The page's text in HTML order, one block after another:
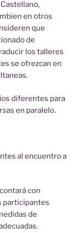
en otros
que
de
los talleres
se ofrezcan en
diferentes para
en paralelo.
al encuentro a
con
participantes
de